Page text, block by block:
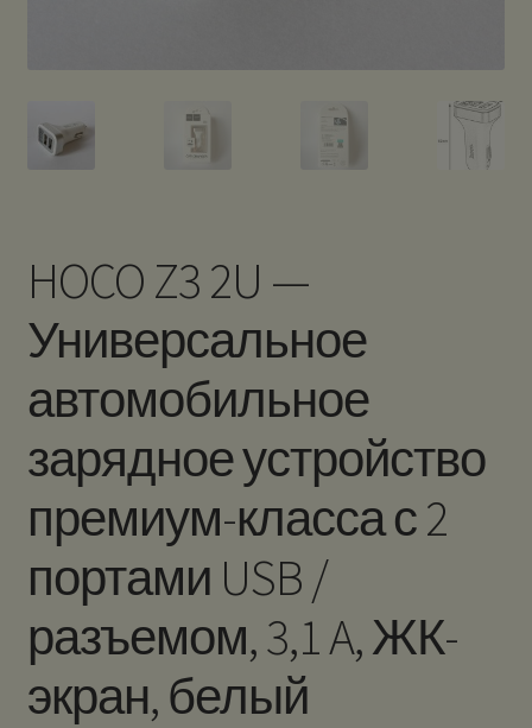
HOCO Z3 2U —
Универсальное
автомобильное
зарядное устройство
премиум-класса с 2
портами USB /
разъемом, 3,1 A, ЖК-
экран, белый